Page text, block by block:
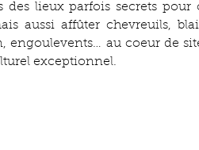
des lieux parfois secrets pour
aussi affûter chevreuils,
engoulevents… au coeur de
exceptionnel.